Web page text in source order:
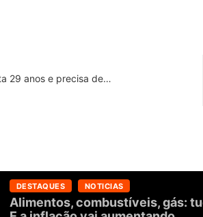
29 anos e precisa de…
DESTAQUES NOTICIAS
Alimentos, combustíveis, gás: